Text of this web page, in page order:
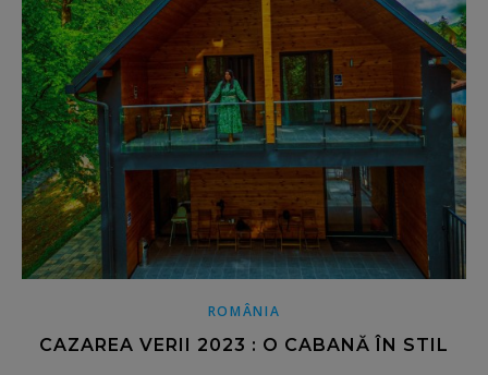
ROMÂNIA
CAZAREA VERII 2023 : O CABANĂ ÎN STIL